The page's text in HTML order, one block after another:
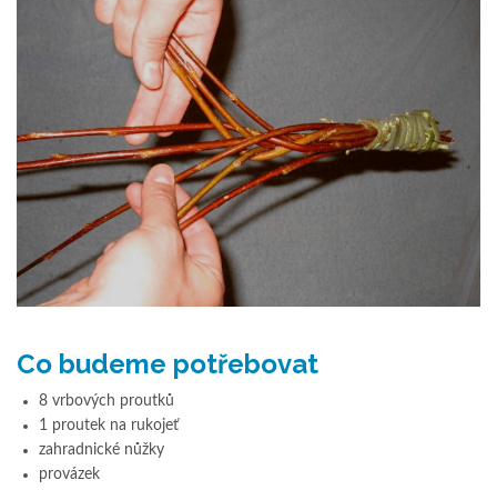
Co budeme potřebovat
8 vrbových proutků
1 proutek na rukojeť
zahradnické nůžky
provázek